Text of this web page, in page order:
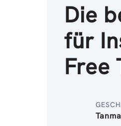
Die
für
Free